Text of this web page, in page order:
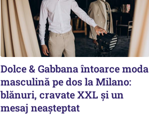
Dolce & Gabbana întoarce moda
masculină pe dos la Milano:
blănuri, cravate XXL și un
mesaj neașteptat